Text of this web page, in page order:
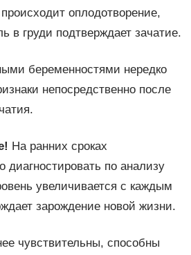
оплодотворение,
в груди подтверждает зачатие.
беременностями нередко
непосредственно после
На ранних сроках
диагностировать по анализу
увеличивается с каждым
зарождение новой жизни.
чувствительны, способны